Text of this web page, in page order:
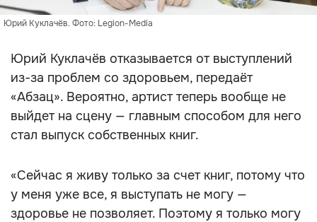
Юрий Куклачёв. Фото: Legion-Media
Юрий Куклачёв отказывается от выступлений
из-за проблем со здоровьем, передаёт
«Абзац». Вероятно, артист теперь вообще не
выйдет на сцену — главным способом для него
стал выпуск собственных книг.
«Сейчас я живу только за счет книг, потому что
у меня уже все, я выступать не могу —
здоровье не позволяет. Поэтому я только могу